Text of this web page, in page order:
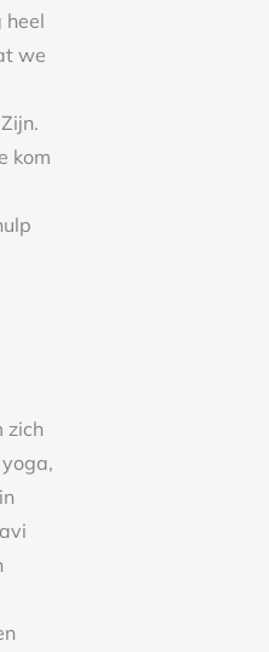
heel
we
kom
zich